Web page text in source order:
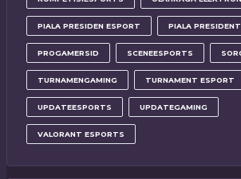
PIALA PRESIDEN ESPORT PIALA
PROGAMERSID SCENEESPORTS
TURNAMENGAMING TURNAMENT ESPORT
UPDATEESPORTS UPDATEGAMING
VALORANT ESPORTS